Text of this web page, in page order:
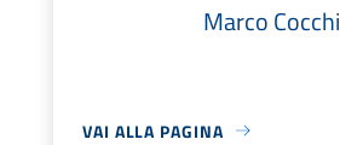
Marco Cocchi
VAI ALLA PAGINA